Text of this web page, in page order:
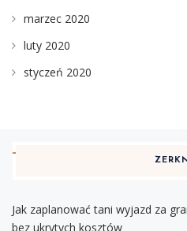
marzec 2020
luty 2020
styczeń 2020
Jak zaplanować tani wyjazd za
bez ukrytych kosztów